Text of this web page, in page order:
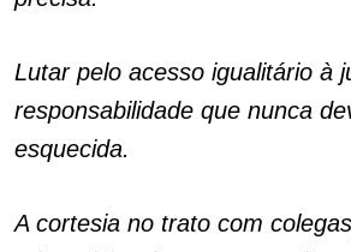
Lutar pelo acesso igualitário à
responsabilidade que nunca
esquecida.
A cortesia no trato com